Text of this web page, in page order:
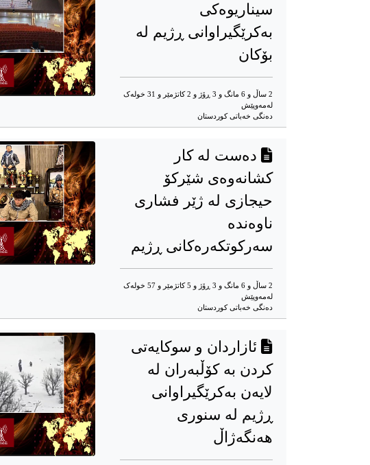
سیناریوەکی
بەکرێگیراوانی ڕژیم لە
بۆکان
2 ساڵ و 6 مانگ و 3 ڕۆژ و 2 کاتژمێر و 31 خوله‌ک
له‌مه‌وپێش‌
دەنگی خەباتی کوردستان
دەست لە کار
کشانەوەی شێركۆ
حیجازی لە ژێر فشاری
ناوەندە
سەرکوتکەرەکانی ڕژیم
2 ساڵ و 6 مانگ و 3 ڕۆژ و 5 کاتژمێر و 57 خوله‌ک
له‌مه‌وپێش‌
دەنگی خەباتی کوردستان
ئازاردان و سوکایەتی
کردن بە کۆڵبەران لە
لایەن بەکرێگیراوانی
ڕژیم لە سنوری
هەنگەژاڵ